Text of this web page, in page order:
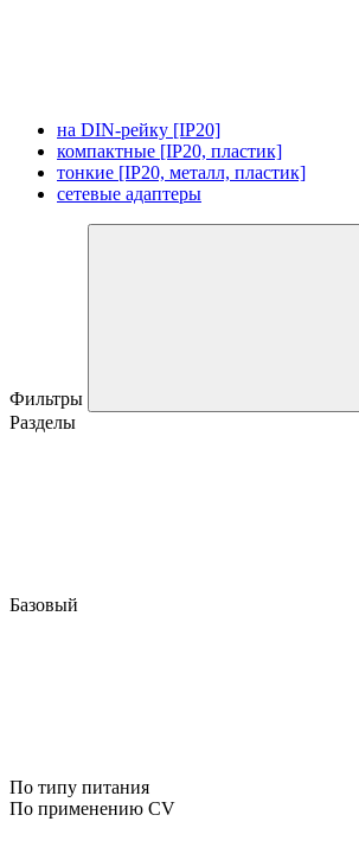
на DIN-рейку [IP20]
компактные [IP20, пластик]
тонкие [IP20, металл, пластик]
сетевые адаптеры
Фильтры
Разделы
Базовый
По типу питания
По применению CV